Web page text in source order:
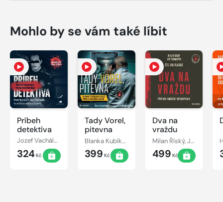
Mohlo by se vám také líbit
Príbeh
detektíva
Jozef Vachálek, Pavel Knapko
324Kč
Tady Vorel,
pitevna
Blanka Kubíková, František Vorel
399 Kč
Dva na
vraždu
Milan Říský, Jan Thomayer
499 Kč